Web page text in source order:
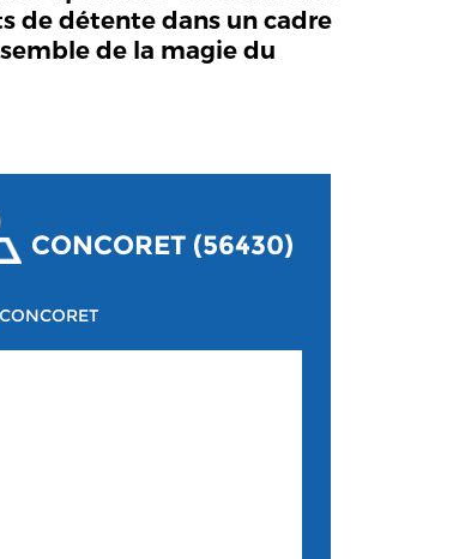
de détente dans un cadre
de la magie du
CONCORET (56430)